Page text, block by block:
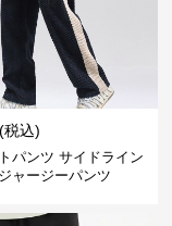
(税込)
パンツ サイドライン
ャージーパンツ